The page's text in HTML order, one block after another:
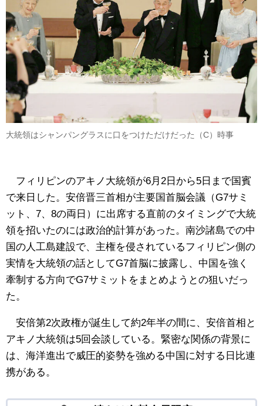
大統領はシャンパングラスに口をつけただけだった（C）時事
フィリピンのアキノ大統領が6月2日から5日まで国賓
で来日した。安倍晋三首相が主要国首脳会議（G7サミ
ット、7、8の両日）に出席する直前のタイミングで大統
領を招いたのには政治的計算があった。南沙諸島での中
国の人工島建設で、主権を侵されているフィリピン側の
実情を大統領の話としてG7首脳に披露し、中国を強く
牽制する方向でG7サミットをまとめようとの狙いだっ
た。
安倍第2次政権が誕生して約2年半の間に、安倍首相と
アキノ大統領は5回会談している。緊密な関係の背景に
は、海洋進出で威圧的姿勢を強める中国に対する日比連
携がある。